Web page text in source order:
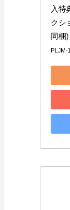
入特
クシ
同梱
PLJM-